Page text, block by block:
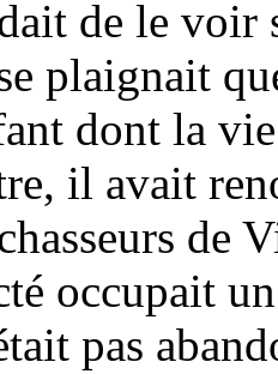
de le voir
plaignait
dont la
il avait
de
occupait
pas